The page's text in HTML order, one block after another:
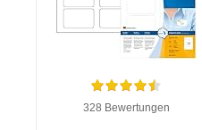
328 Bewertungen